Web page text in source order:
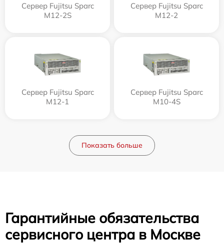
Сервер Fujitsu Sparc
M12-2S
Сервер Fujitsu Sparc
M12-2
Сервер Fujitsu Sparc
M12-1
Сервер Fujitsu Sparc
M10-4S
Показать больше
Гарантийные обязательства
сервисного центра в Москве